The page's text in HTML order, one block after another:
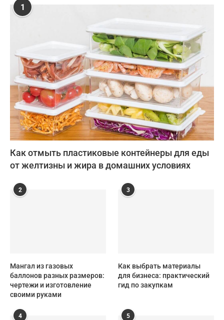
1
Как отмыть пластиковые контейнеры для еды
от желтизны и жира в домашних условиях
2
Мангал из газовых
баллонов разных размеров:
чертежи и изготовление
своими руками
3
Как выбрать материалы
для бизнеса: практический
гид по закупкам
4 5